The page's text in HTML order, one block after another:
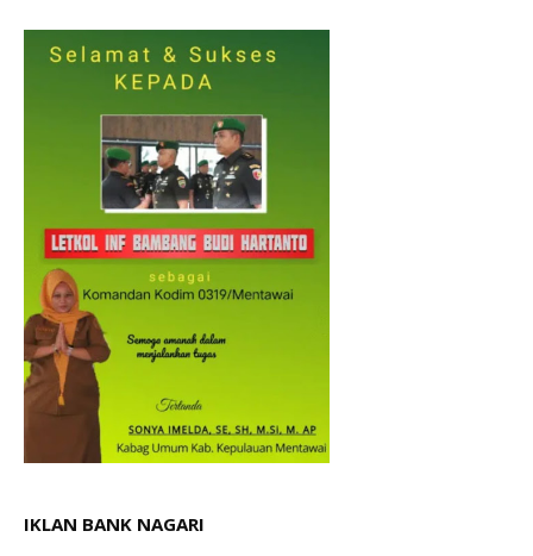
IKLAN BANK NAGARI